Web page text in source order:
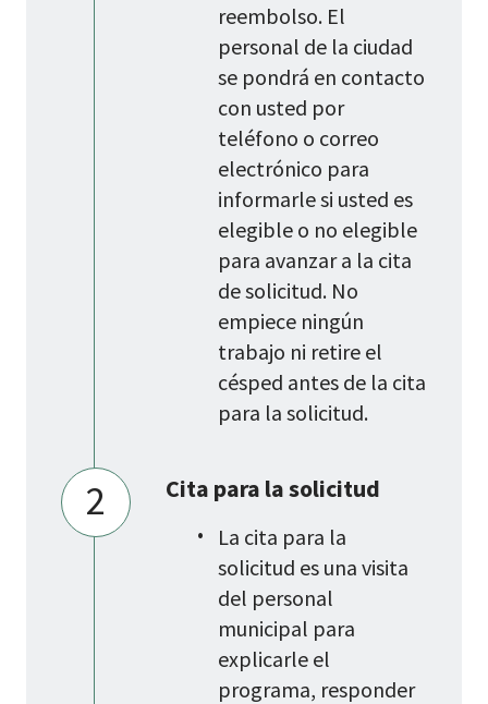
reembolso. El
personal de la ciudad
se pondrá en contacto
con usted por
teléfono o correo
electrónico para
informarle si usted es
elegible o no elegible
para avanzar a la cita
de solicitud. No
empiece ningún
trabajo ni retire el
césped antes de la cita
para la solicitud.
2 Cita para la solicitud
La cita para la
solicitud es una visita
del personal
municipal para
explicarle el
programa, responder